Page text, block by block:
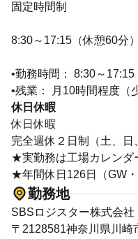
固定時間制
8:30～17:15（休憩60分）
•勤務時間： 8:30～17:15
•残業： 月10時間程度（
休日休暇
休日休暇
完全週休２日制（土、日
★実勤務は工場カレンダ
★年間休日126日（GW・
勤務地
SBSロジスター株式会社
〒2128581神奈川県川崎